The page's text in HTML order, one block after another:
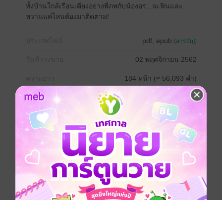
ทั้งบ้านใกล้เรือนเคียงอย่างพี่ภพกับน้องอร...จะฟินและ
หวานแค่ไหนต้องมาติดตาม!
pdf, epub (สารบัญ)
02 พฤศจิกายน 2562
184 หน้า (≈ 56,093 คำ)
ราคาปก 199 บาท (ประหยัด 15%)
สนใจเวอร์ชันกระดาษ เชิญทางนี้!
เวอร์ชันกระดาษมีวางขายที่เว็บไซต์สำนัก
พิมพ์ จะไม่มีขายโดย MEB นะจ๊ะ สามารถสั่ง
ซื้อ หรือติดต่อคนขายโดยตรงเลยจ้ะ
สั่งซื้อโดยตรงกับ สนพ.